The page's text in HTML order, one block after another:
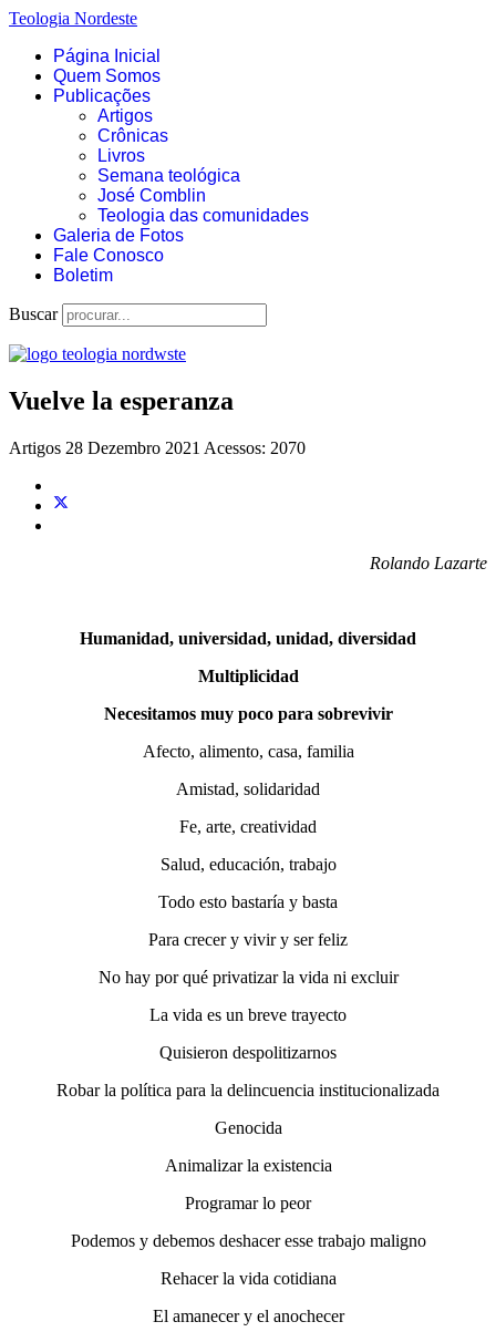
Teologia Nordeste
Página Inicial
Quem Somos
Publicações
Artigos
Crônicas
Livros
Semana teológica
José Comblin
Teologia das comunidades
Galeria de Fotos
Fale Conosco
Boletim
Buscar
Vuelve la esperanza
Artigos 28 Dezembro 2021 Acessos: 2070
Rolando Lazarte
Humanidad, universidad, unidad, diversidad
Multiplicidad
Necesitamos muy poco para sobrevivir
Afecto, alimento, casa, familia
Amistad, solidaridad
Fe, arte, creatividad
Salud, educación, trabajo
Todo esto bastaría y basta
Para crecer y vivir y ser feliz
No hay por qué privatizar la vida ni excluir
La vida es un breve trayecto
Quisieron despolitizarnos
Robar la política para la delincuencia institucionalizada
Genocida
Animalizar la existencia
Programar lo peor
Podemos y debemos deshacer esse trabajo maligno
Rehacer la vida cotidiana
El amanecer y el anochecer